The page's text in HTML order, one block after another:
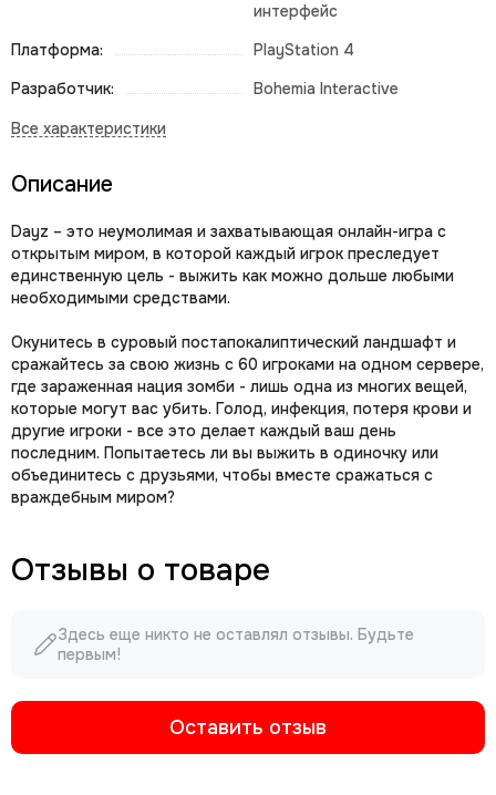
интерфейс
Платформа:
PlayStation 4
Разработчик:
Bohemia Interactive
Описание
Dayz – это неумолимая и захватывающая онлайн-игра с
открытым миром, в которой каждый игрок преследует
единственную цель - выжить как можно дольше любыми
необходимыми средствами.
Окунитесь в суровый постапокалиптический ландшафт и
сражайтесь за свою жизнь с 60 игроками на одном сервере,
где зараженная нация зомби - лишь одна из многих вещей,
которые могут вас убить. Голод, инфекция, потеря крови и
другие игроки - все это делает каждый ваш день
последним. Попытаетесь ли вы выжить в одиночку или
объединитесь с друзьями, чтобы вместе сражаться с
враждебным миром?
Отзывы о товаре
Здесь еще никто не оставлял отзывы. Будьте
первым!
Оставить отзыв